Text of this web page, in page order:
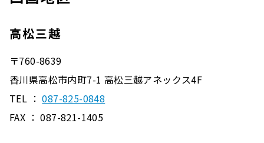
高松三越
〒760-8639
香川県高松市内町7-1 高松三越アネックス4F
TEL ：087-825-0848
FAX ： 087-821-1405